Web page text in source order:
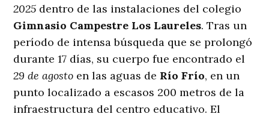
2025 dentro de las instalaciones del colegio
Gimnasio Campestre Los Laureles. Tras un
período de intensa búsqueda que se prolongó
durante 17 días, su cuerpo fue encontrado el
29 de agosto en las aguas de Río Frío, en un
punto localizado a escasos 200 metros de la
infraestructura del centro educativo. El